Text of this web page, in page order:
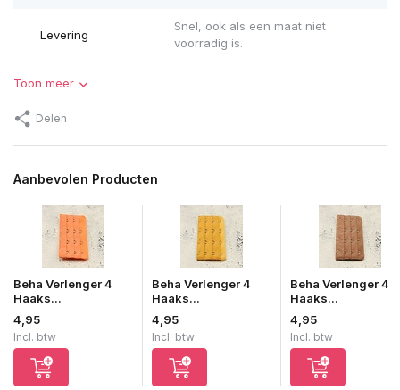
Levering
Snel, ook als een maat niet
voorradig is.
Toon meer
Delen
Aanbevolen Producten
Beha Verlenger 4
Haaks...
4,95
Incl. btw
Beha Verlenger 4
Haaks...
4,95
Incl. btw
Beha Verlenger 4
Haaks...
4,95
Incl. btw